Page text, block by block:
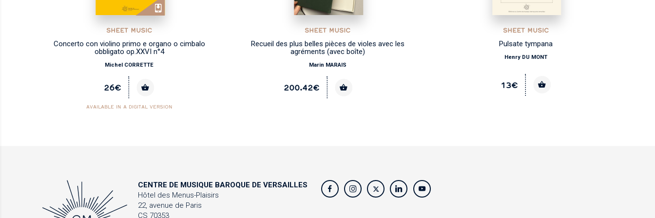
SHEET MUSIC
Concerto con violino primo e organo o cimbalo
obbligato op.XXVI n°4
Michel CORRETTE
26€
AVAILABLE IN A DIGITAL VERSION
SHEET MUSIC
Recueil des plus belles pièces de violes avec les
agréments (avec boîte)
Marin MARAIS
200.42€
SHEET MUSIC
Pulsate tympana
Henry DU MONT
13€
CENTRE DE MUSIQUE BAROQUE DE VERSAILLES
Hôtel des Menus-Plaisirs
22, avenue de Paris
CS 70353